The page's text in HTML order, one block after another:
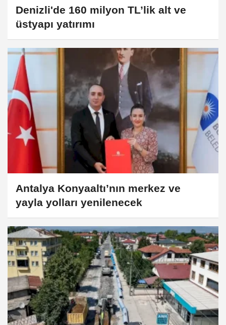
Denizli'de 160 milyon TL’lik alt ve
üstyapı yatırımı
Antalya Konyaaltı’nın merkez ve
yayla yolları yenilenecek